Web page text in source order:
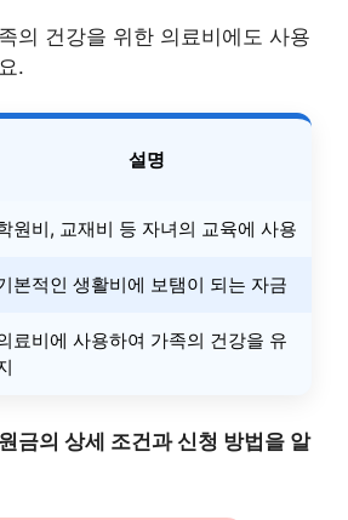
의 건강을 위한 의료비에도 사용
.
설명
원비, 교재비 등 자녀의 교육에 사용
본적인 생활비에 보탬이 되는 자금
료비에 사용하여 가족의 건강을 유
금의 상세 조건과 신청 방법을 알